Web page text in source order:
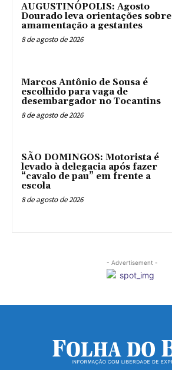
AUGUSTINÓPOLIS: Agosto
Dourado leva orientações sobre
amamentação a gestantes
8 de agosto de 2026
Marcos Antônio de Sousa é
escolhido para vaga de
desembargador no Tocantins
8 de agosto de 2026
SÃO DOMINGOS: Motorista é
levado à delegacia após fazer
“cavalo de pau” em frente a
escola
8 de agosto de 2026
- Advertisement -